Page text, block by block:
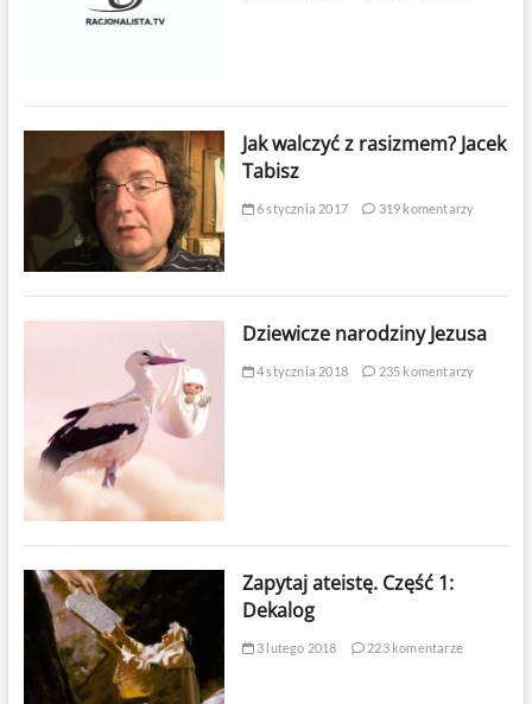
Jak walczyć z rasizmem? Jacek
Tabisz
6 stycznia 2017 319 komentarzy
Dziewicze narodziny Jezusa
4 stycznia 2018 235 komentarzy
Zapytaj ateistę. Część 1:
Dekalog
3 lutego 2018 223 komentarze